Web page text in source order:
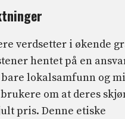
verdsetter i økende
hentet på en
lokalsamfunn og
om at deres
pris. Denne etiske